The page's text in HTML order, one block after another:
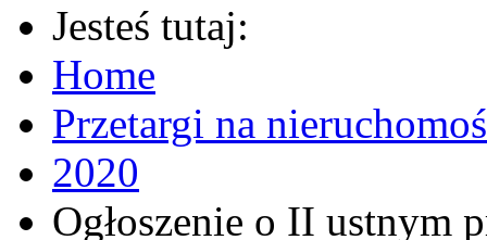
Jesteś tutaj:
Home
Przetargi na
2020
Ogłoszenie o II ustnym